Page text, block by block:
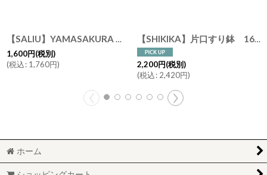
【SALIU】YAMASAKURA 茶さじ 山桜 ティースプーン 茶葉 木製 天然木 日本製 LOLO ネコポス対応
1,600円(税別)
(税込: 1,760円)
【SHIKIKA】片口すり鉢 16 φ16cm 白唐津 黒唐津 美濃焼 陶器 日本製 SALIU LOLO
2,200円(税別)
(税込: 2,420円)
ホーム